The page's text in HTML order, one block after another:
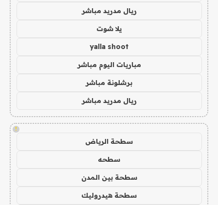
ريال مدريد مباشر
يلا شوت
yalla shoot
مباريات اليوم مباشر
برشلونة مباشر
ريال مدريد مباشر
!
سطحة الرياض
سطحه
سطحة بين المدن
سطحة هيدروليك